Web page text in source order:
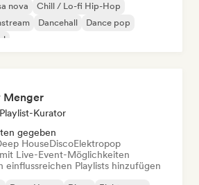
nova
Chill / Lo-fi Hip-Hop
Dancehall
Dance pop
Menger
Kurator
gegeben
HouseDiscoElektropop
Live-Event-Möglichkeiten
einflussreichen Playlists hinzufügen